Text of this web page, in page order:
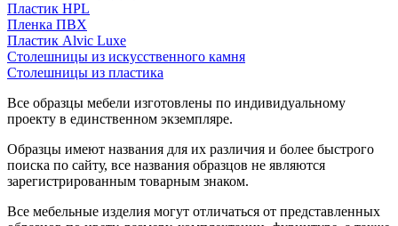
Пластик HPL
Пленка ПВХ
Пластик Alvic Luxe
Столешницы из искусственного камня
Столешницы из пластика
Все образцы мебели изготовлены по индивидуальному
проекту в единственном экземпляре.
Образцы имеют названия для их различия и более быстрого
поиска по сайту, все названия образцов не являются
зарегистрированным товарным знаком.
Все мебельные изделия могут отличаться от представленных